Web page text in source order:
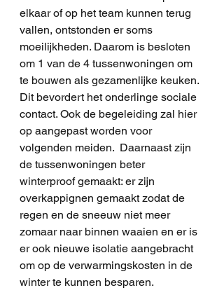
elkaar of op het team kunnen terug
vallen, ontstonden er soms
moeilijkheden. Daarom is besloten
om 1 van de 4 tussenwoningen om
te bouwen als gezamenlijke keuken.
Dit bevordert het onderlinge sociale
contact. Ook de begeleiding zal hier
op aangepast worden voor
volgenden meiden.  Daarnaast zijn
de tussenwoningen beter
winterproof gemaakt: er zijn
overkappignen gemaakt zodat de
regen en de sneeuw niet meer
zomaar naar binnen waaien en er is
er ook nieuwe isolatie aangebracht
om op de verwarmingskosten in de
winter te kunnen besparen.